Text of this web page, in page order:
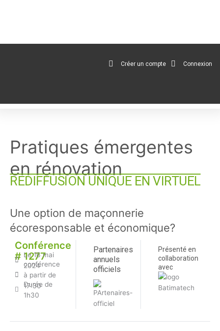
Créer un compte Connexion
Pratiques émergentes
en rénovation
REDIFFUSION UNIQUE EN VIRTUEL
Une option de maçonnerie
écoresponsable et économique?
Conférence
# 1277
Le 16 mai
2024
conférence
à partir de
17:30
Durée de
1h30
Partenaires
annuels
officiels
Présenté en
collaboration
avec